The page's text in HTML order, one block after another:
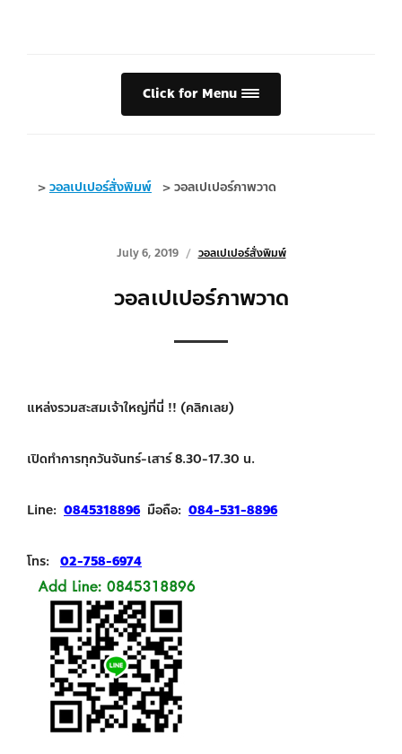
Click for Menu
>วอลเปเปอร์สั่งพิมพ์ >วอลเปเปอร์ภาพวาด
July 6, 2019 วอลเปเปอร์สั่งพิมพ์
วอลเปเปอร์ภาพวาด
แหล่งรวมสะสมเจ้าใหญ่ที่นี่ !! (คลิกเลย)
เปิดทำการทุกวันจันทร์-เสาร์ 8.30-17.30 น.
Line: 0845318896 มือถือ: 084-531-8896
โทร: 02-758-6974